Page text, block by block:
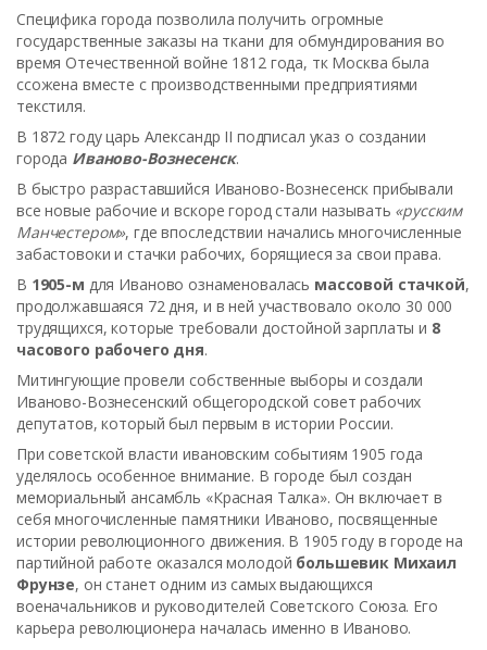
Специфика города позволила получить огромные
государственные заказы на ткани для обмундирования во
время Отечественной войне 1812 года, тк Москва была
ссожена вместе с производственными предприятиями
текстиля.
В 1872 году царь Александр II подписал указ о создании
города Иваново-Вознесенск.
В быстро разраставшийся Иваново-Вознесенск прибывали
все новые рабочие и вскоре город стали называть «русским
Манчестером», где впоследствии начались многочисленные
забастовоки и стачки рабочих, борящиеся за свои права.
В 1905-м для Иваново ознаменовалась массовой стачкой,
продолжавшаяся 72 дня, и в ней участвовало около 30 000
трудящихся, которые требовали достойной зарплаты и 8
часового рабочего дня.
Митингующие провели собственные выборы и создали
Иваново-Вознесенский общегородской совет рабочих
депутатов, который был первым в истории России.
При советской власти ивановским событиям 1905 года
уделялось особенное внимание. В городе был создан
мемориальный ансамбль «Красная Талка». Он включает в
себя многочисленные памятники Иваново, посвященные
истории революционного движения. В 1905 году в городе на
партийной работе оказался молодой большевик Михаил
Фрунзе, он станет одним из самых выдающихся
военачальников и руководителей Советского Союза. Его
карьера революционера началась именно в Иваново.